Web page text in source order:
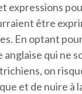
expressions
être
En optant
anglaise qui ne
on
et de nuire à